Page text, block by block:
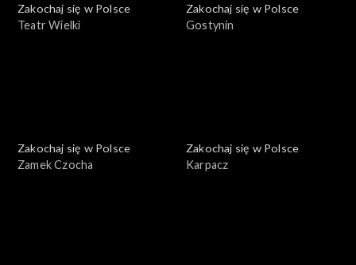
Zakochaj się w Polsce
Teatr Wielki
Zakochaj się w Polsce
Gostynin
Zakochaj się w Polsce
Zamek Czocha
Zakochaj się w Polsce
Karpacz